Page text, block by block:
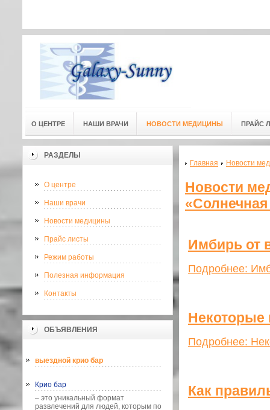
О ЦЕНТРЕ НАШИ ВРАЧИ НОВОСТИ МЕДИЦИНЫ ПРАЙС
РАЗДЕЛЫ
О центре
Наши врачи
Новости медицины
Прайс листы
Режим работы
Полезная информация
Контакты
ОБЪЯВЛЕНИЯ
выездной крио бар
Крио бар
– это уникальный формат
развлечений для людей, которым по
Главная Новости
Новости
Имбирь от
Подробнее:
Некоторые
Подробнее:
Как